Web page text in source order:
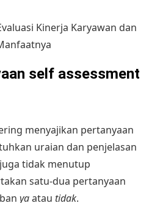
Kinerja Karyawan dan
self assessment
menyajikan pertanyaan
uraian dan penjelasan
tidak menutup
satu-dua pertanyaan
yaatau tidak.